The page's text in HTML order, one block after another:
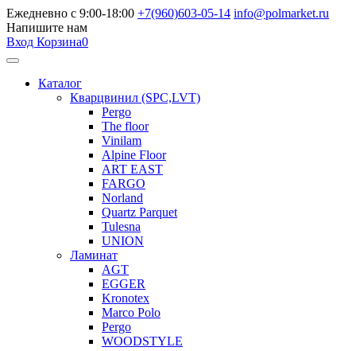
Ежедневно с 9:00-18:00 +7(960)603-05-14 info@polmarket.ru
Напишите нам
Вход Корзина0
Каталог
Кварцвинил (SPC,LVT)
Pergo
The floor
Vinilam
Alpine Floor
ART EAST
FARGO
Norland
Quartz Parquet
Tulesna
UNION
Ламинат
AGT
EGGER
Kronotex
Marco Polo
Pergo
WOODSTYLE